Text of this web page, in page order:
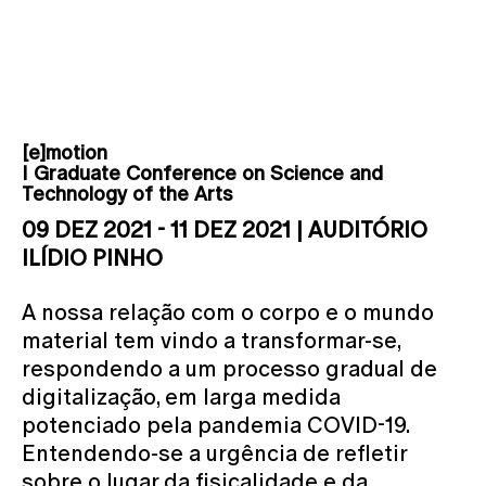
[e]motion
I Graduate Conference on Science and
Technology of the Arts
09 DEZ 2021 - 11 DEZ 2021 | AUDITÓRIO
ILÍDIO PINHO
A nossa relação com o corpo e o mundo
material tem vindo a transformar-se,
respondendo a um processo gradual de
digitalização, em larga medida
potenciado pela pandemia COVID-19.
Entendendo-se a urgência de refletir